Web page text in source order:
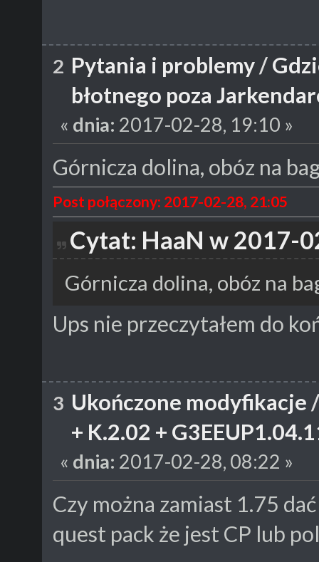
2 Pytania i problemy/
błotnego poza
« dnia: 2017-02-28, 19:10 »
Górnicza dolina, obóz na
Post połączony: 2017-02-28, 21:05
Cytat: HaaN w 2017-
Górnicza dolina, obóz na
Ups nie przeczytałem do
3 Ukończone modyfikacje
+ K.2.02 +
« dnia: 2017-02-28, 08:22 »
Czy można zamiast 1.75
quest pack że jest CP lub